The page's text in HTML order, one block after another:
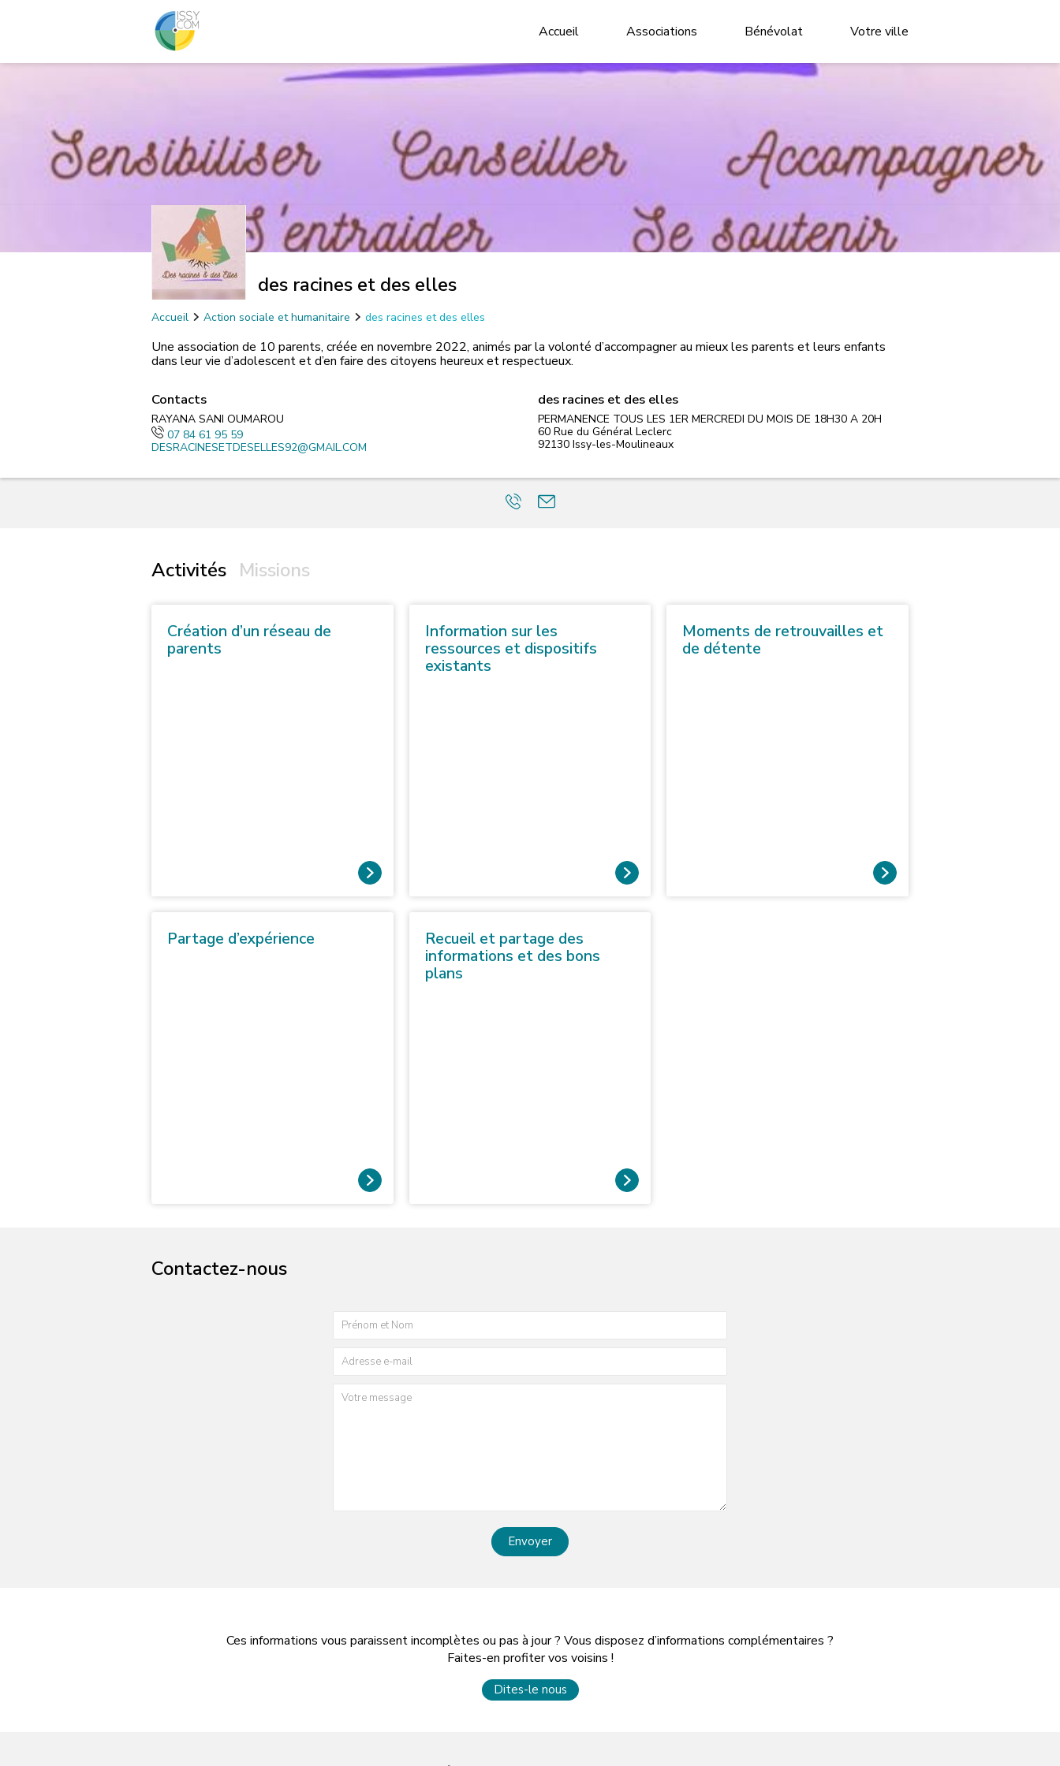
Accueil Associations Bénévolat Votre ville
des racines et des elles
Accueil Action sociale et humanitaire des racines et des elles
Une association de 10 parents, créée en novembre 2022, animés par la volonté d’accompagner au mieux les parents et leurs enfants
dans leur vie d’adolescent et d’en faire des citoyens heureux et respectueux.
Contacts
RAYANA SANI OUMAROU
07 84 61 95 59
DESRACINESETDESELLES92@GMAIL.COM
des racines et des elles
PERMANENCE TOUS LES 1ER MERCREDI DU MOIS DE 18H30 A 20H
60 Rue du Général Leclerc
92130 Issy-les-Moulineaux
Activités Missions
Création d’un réseau de
parents
Information sur les
ressources et dispositifs
existants
Moments de retrouvailles et
de détente
Partage d’expérience
Recueil et partage des
informations et des bons
plans
Contactez-nous
Envoyer
Ces informations vous paraissent incomplètes ou pas à jour ? Vous disposez d’informations complémentaires ?
Faites-en profiter vos voisins !
Dites-le nous